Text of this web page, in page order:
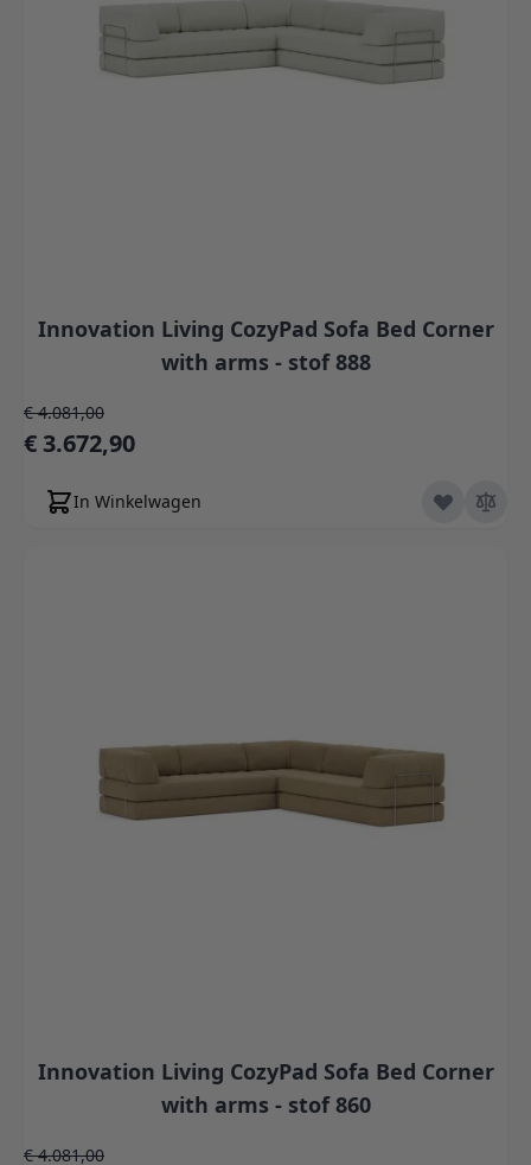
Innovation Living CozyPad Sofa Bed Corner
with arms - stof 888
Speciale prijs
€ 3.672,90
Normale prijs
€ 4.081,00
In Winkelwagen
Innovation Living CozyPad Sofa Bed Corner
with arms - stof 860
Normale prijs
€ 4.081,00